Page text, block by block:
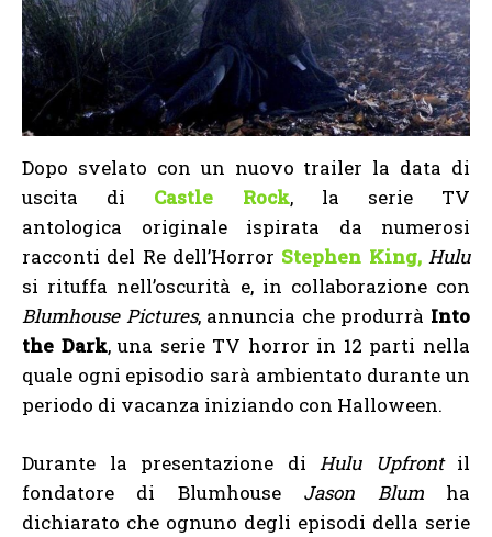
Dopo svelato con un nuovo trailer la data di
uscita di Castle Rock, la serie TV
antologica originale ispirata da numerosi
racconti del Re dell’Horror Stephen King, Hulu
si rituffa nell’oscurità e, in collaborazione con
Blumhouse Pictures, annuncia che produrrà Into
the Dark, una serie TV horror in 12 parti nella
quale ogni episodio sarà ambientato durante un
periodo di vacanza iniziando con Halloween.
Durante la presentazione di Hulu Upfrontil
fondatore di Blumhouse Jason Blumha
dichiarato che ognuno degli episodi della serie